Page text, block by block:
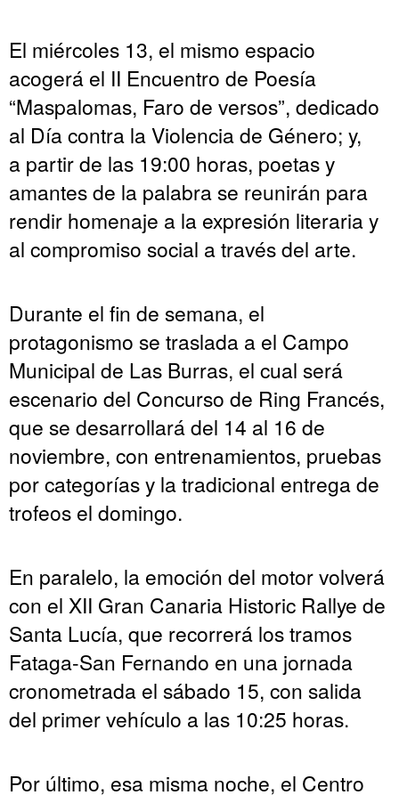
El miércoles 13, el mismo espacio
acogerá el II Encuentro de Poesía
“Maspalomas, Faro de versos”, dedicado
al Día contra la Violencia de Género; y,
a partir de las 19:00 horas, poetas y
amantes de la palabra se reunirán para
rendir homenaje a la expresión literaria y
al compromiso social a través del arte.
Durante el fin de semana, el
protagonismo se traslada a el Campo
Municipal de Las Burras, el cual será
escenario del Concurso de Ring Francés,
que se desarrollará del 14 al 16 de
noviembre, con entrenamientos, pruebas
por categorías y la tradicional entrega de
trofeos el domingo.
En paralelo, la emoción del motor volverá
con el XII Gran Canaria Historic Rallye de
Santa Lucía, que recorrerá los tramos
Fataga-San Fernando en una jornada
cronometrada el sábado 15, con salida
del primer vehículo a las 10:25 horas.
Por último, esa misma noche, el Centro